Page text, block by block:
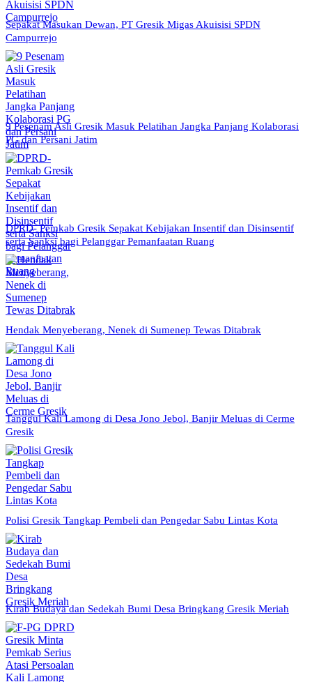
Sepakat Masukan Dewan, PT Gresik Migas Akuisisi SPDN
Campurrejo
9 Pesenam Asli Gresik Masuk Pelatihan Jangka Panjang Kolaborasi
PG dan Persani Jatim
DPRD- Pemkab Gresik Sepakat Kebijakan Insentif dan Disinsentif
serta Sanksi bagi Pelanggar Pemanfaatan Ruang
Hendak Menyeberang, Nenek di Sumenep Tewas Ditabrak
Tanggul Kali Lamong di Desa Jono Jebol, Banjir Meluas di Cerme
Gresik
Polisi Gresik Tangkap Pembeli dan Pengedar Sabu Lintas Kota
Kirab Budaya dan Sedekah Bumi Desa Bringkang Gresik Meriah